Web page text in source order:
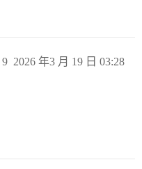
2026 年3 月 19 日 03:28
9